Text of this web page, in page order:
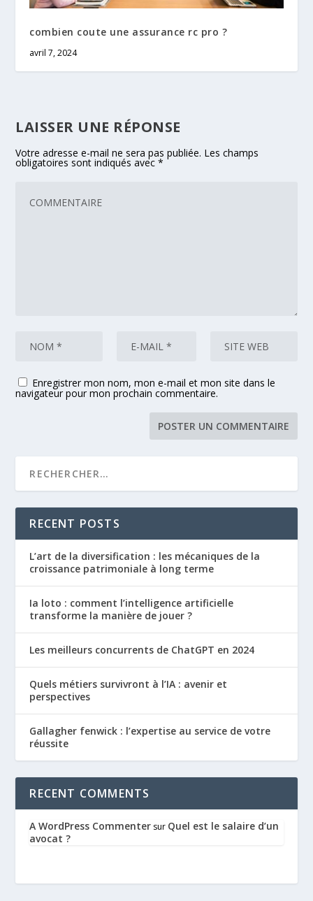
combien coute une assurance rc pro ?
avril 7, 2024
LAISSER UNE RÉPONSE
Votre adresse e-mail ne sera pas publiée. Les champs
obligatoires sont indiqués avec*
Enregistrer mon nom, mon e-mail et mon site dans le
navigateur pour mon prochain commentaire.
RECENT POSTS
L’art de la diversification : les mécaniques de la
croissance patrimoniale à long terme
Ia loto : comment l’intelligence artificielle
transforme la manière de jouer ?
Les meilleurs concurrents de ChatGPT en 2024
Quels métiers survivront à l’IA : avenir et
perspectives
Gallagher fenwick : l’expertise au service de votre
réussite
RECENT COMMENTS
A WordPress Commenter sur Quel est le salaire d’un
avocat ?